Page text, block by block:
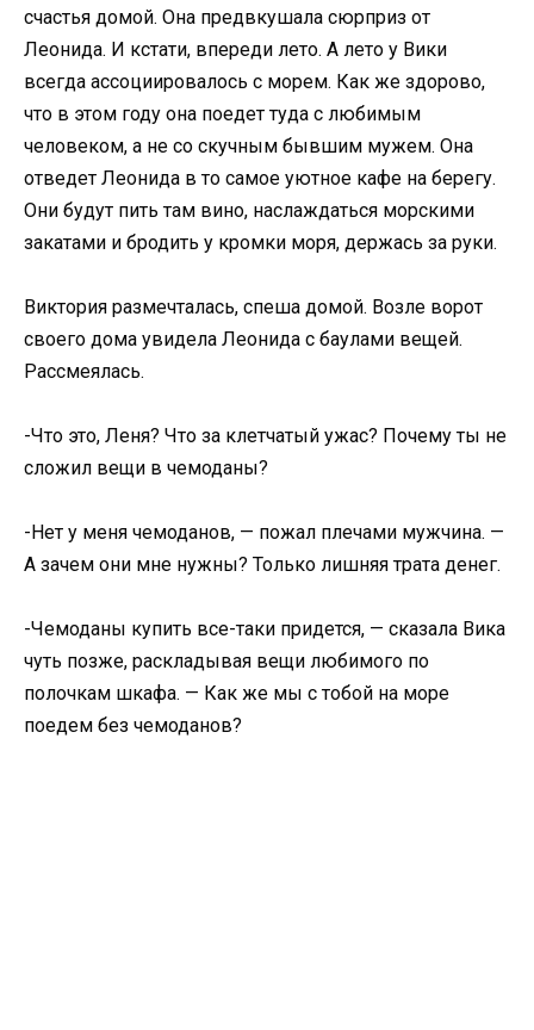
счастья домой. Она предвкушала сюрприз от
Леонида. И кстати, впереди лето. А лето у Вики
всегда ассоциировалось с морем. Как же здорово,
что в этом году она поедет туда с любимым
человеком, а не со скучным бывшим мужем. Она
отведет Леонида в то самое уютное кафе на берегу.
Они будут пить там вино, наслаждаться морскими
закатами и бродить у кромки моря, держась за руки.
Виктория размечталась, спеша домой. Возле ворот
своего дома увидела Леонида с баулами вещей.
Рассмеялась.
-Что это, Леня? Что за клетчатый ужас? Почему ты не
сложил вещи в чемоданы?
-Нет у меня чемоданов, — пожал плечами мужчина. —
А зачем они мне нужны? Только лишняя трата денег.
-Чемоданы купить все-таки придется, — сказала Вика
чуть позже, раскладывая вещи любимого по
полочкам шкафа. — Как же мы с тобой на море
поедем без чемоданов?